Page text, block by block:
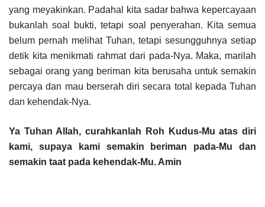
yang meyakinkan. Padahal kita sadar bahwa kepercayaan
bukanlah soal bukti, tetapi soal penyerahan. Kita semua
belum pernah melihat Tuhan, tetapi sesungguhnya setiap
detik kita menikmati rahmat dari pada-Nya. Maka, marilah
sebagai orang yang beriman kita berusaha untuk semakin
percaya dan mau berserah diri secara total kepada Tuhan
dan kehendak-Nya.
Ya Tuhan Allah, curahkanlah Roh Kudus-Mu atas diri
kami, supaya kami semakin beriman pada-Mu dan
semakin taat pada kehendak-Mu. Amin